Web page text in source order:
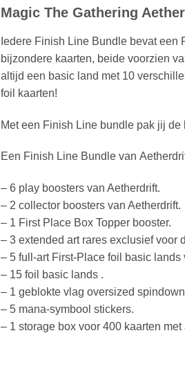
Magic The Gathering
Iedere Finish Line Bundle bevat een
bijzondere kaarten, beide voorzien
altijd een basic land met 10
foil kaarten!
Met een Finish Line bundle pak jij de
Een Finish Line Bundle van
– 6 play boosters van Aetherdrift.
– 2 collector boosters van Aetherdrift.
– 1 First Place Box Topper booster.
– 3 extended art rares exclusief voor
– 5 full-art First-Place foil basic lands
– 15 foil basic lands .
– 1 geblokte vlag oversized
– 5 mana-symbool stickers.
– 1 storage box voor 400 kaarten